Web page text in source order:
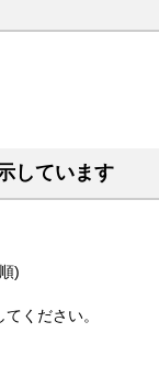
しています
)
ください。